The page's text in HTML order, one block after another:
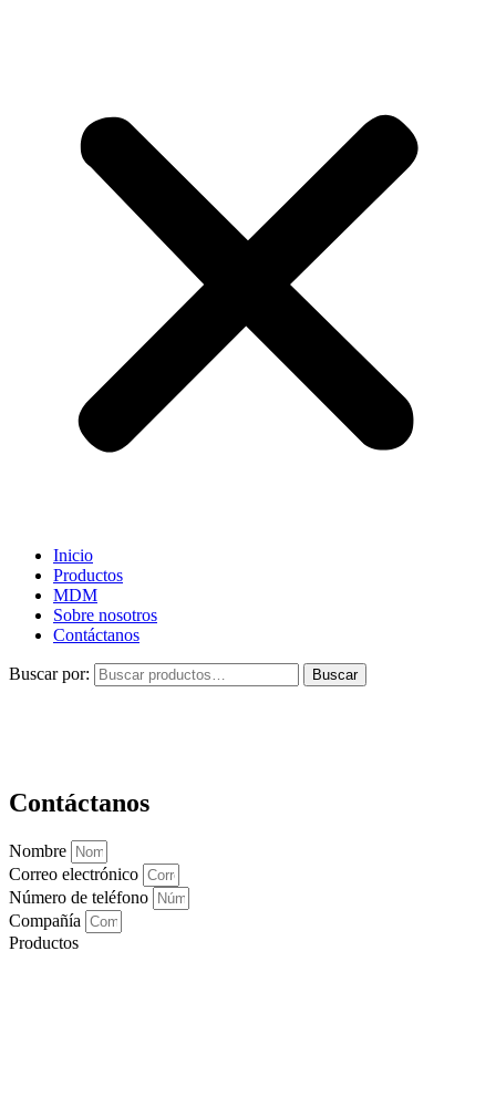
Inicio
Productos
MDM
Sobre nosotros
Contáctanos
Buscar por: Buscar
Contáctanos
Nombre
Correo electrónico
Número de teléfono
Compañía
Productos